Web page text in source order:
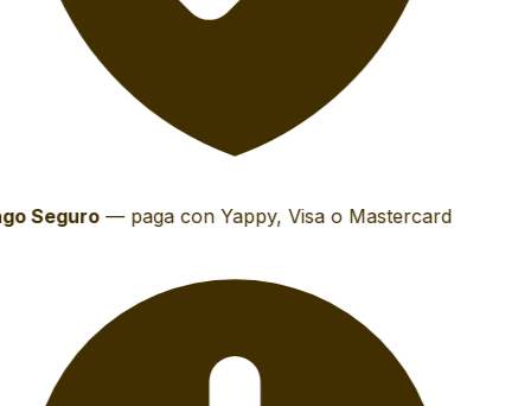
Seguro—paga con Yappy, Visa o Mastercard